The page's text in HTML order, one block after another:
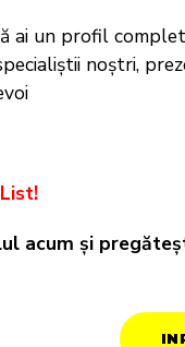
ai un profil
noștri,
acum și